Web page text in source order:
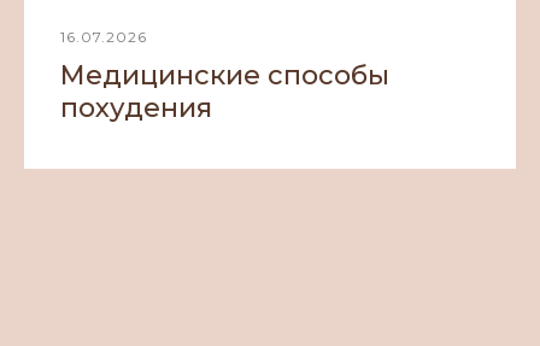
16.07.2026
Медицинские способы
похудения